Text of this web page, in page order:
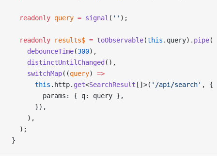
  readonly
query = signal ( '' );
  readonly
results$ = toObservable(this .query). pipe(
    debounceTime
(300),
    distinctUntilChanged
(),
    switchMap
((query) =>
      this
.http. get<SearchResult []>( '/api/search' , {
        params: { q: query },
      }),
    ),
  );
}